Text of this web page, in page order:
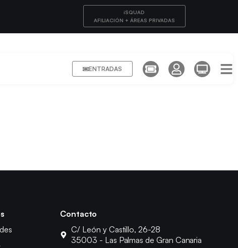
iSQUAD
AFILIACIÓN + ÁREAS PRIVADAS
ENTRADAS
Contacto
C/ León y Castillo, 26-28
35003 - Las Palmas de Gran Canaria